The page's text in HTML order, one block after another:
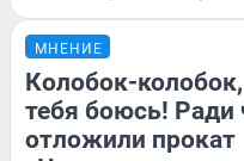
МНЕНИЕ
Колобок-
тебя боюсь! Ради
отложили прокат